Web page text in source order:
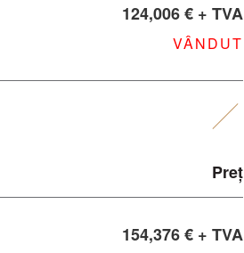
124,006 € + TVA
VÂNDUT
Preț
154,376 € + TVA